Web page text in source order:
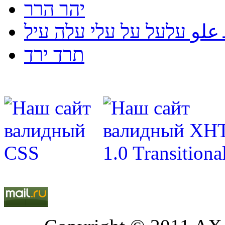
יהר הרר
עלעל על עלי עלה עיל
תרד ירד